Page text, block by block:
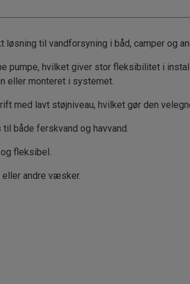
til vandforsyning i båd, camper og
pumpe, hvilket giver stor fleksibilitet i
eller monteret i systemet.
med lavt støjniveau, hvilket gør den
både ferskvand og havvand.
fleksibel.
andre væsker.